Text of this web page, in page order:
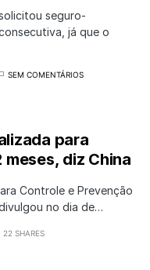
seguro-
já que o
SEM COMENTÁRIOS
para
diz China
Controle e Prevenção
no dia de…
22 SHARES